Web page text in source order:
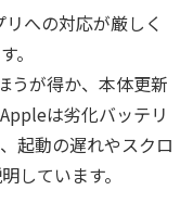
への対応が厳しく
。
うが得か、本体更新
は劣化バッテリ
起動の遅れやスクロ
しています。